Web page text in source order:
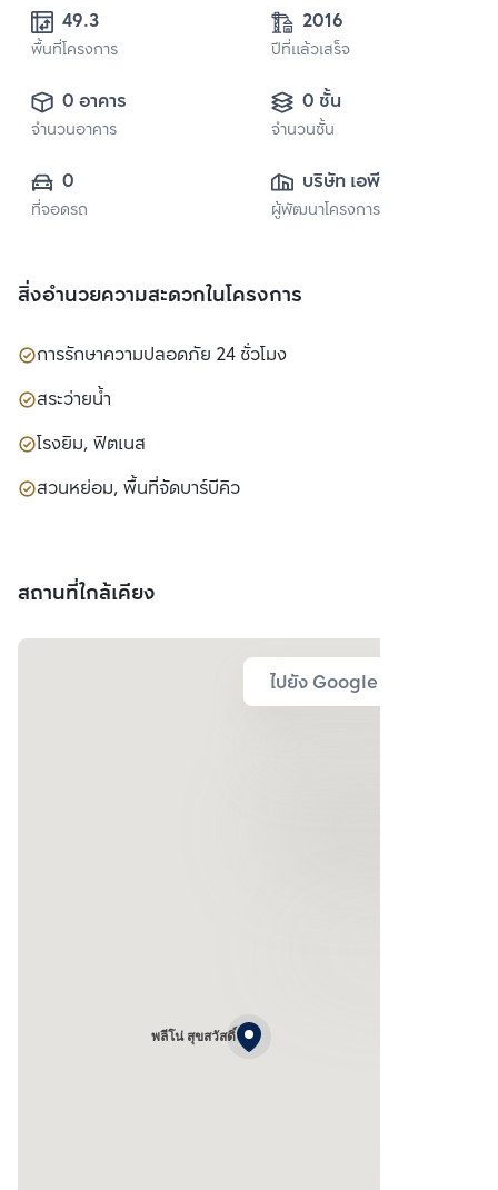
49.3
พื้นที่โครงการ
2016
ปีที่แล้วเสร็จ
0 อาคาร
จำนวนอาคาร
0 ชั้น
จำนวนชั้น
0
ที่จอดรถ
บริษัท เอพี (ไทย
แลนด์)
ผู้พัฒนาโครงการ
สิ่งอำนวยความสะดวกในโครงการ
การรักษาความปลอดภัย 24 ชั่วโมง
สระว่ายน้ำ
โรงยิม, ฟิตเนส
สวนหย่อม, พื้นที่จัดบาร์บีคิว
สถานที่ใกล้เคียง
ไปยัง Google Map
พลีโน่ สุขสวัสดิ์